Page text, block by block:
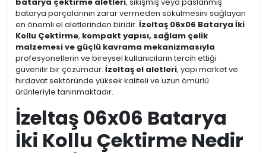
batarya çektirme aletleri, sıkışmış veya paslanmış
batarya parçalarının zarar vermeden sökülmesini sağlayan
en önemli el aletlerinden biridir. İzeltaş 06x06 Batarya İki
Kollu Çektirme, kompakt yapısı, sağlam çelik
malzemesi ve güçlü kavrama mekanizmasıyla
profesyonellerin ve bireysel kullanıcıların tercih ettiği
güvenilir bir çözümdür. İzeltaş el aletleri, yapı market ve
hırdavat sektöründe yüksek kaliteli ve uzun ömürlü
ürünleriyle tanınmaktadır.
İzeltaş 06x06 Batarya
İki Kollu Çektirme Nedir